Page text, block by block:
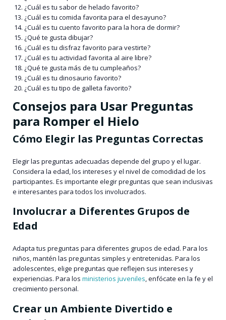
¿Cuál es tu sabor de helado favorito?
¿Cuál es tu comida favorita para el desayuno?
¿Cuál es tu cuento favorito para la hora de dormir?
¿Qué te gusta dibujar?
¿Cuál es tu disfraz favorito para vestirte?
¿Cuál es tu actividad favorita al aire libre?
¿Qué te gusta más de tu cumpleaños?
¿Cuál es tu dinosaurio favorito?
¿Cuál es tu tipo de galleta favorito?
Consejos para Usar Preguntas
para Romper el Hielo
Cómo Elegir las Preguntas Correctas
Elegir las preguntas adecuadas depende del grupo y el lugar.
Considera la edad, los intereses y el nivel de comodidad de los
participantes. Es importante elegir preguntas que sean inclusivas
e interesantes para todos los involucrados.
Involucrar a Diferentes Grupos de
Edad
Adapta tus preguntas para diferentes grupos de edad. Para los
niños, mantén las preguntas simples y entretenidas. Para los
adolescentes, elige preguntas que reflejen sus intereses y
experiencias. Para los ministerios juveniles, enfócate en la fe y el
crecimiento personal.
Crear un Ambiente Divertido e